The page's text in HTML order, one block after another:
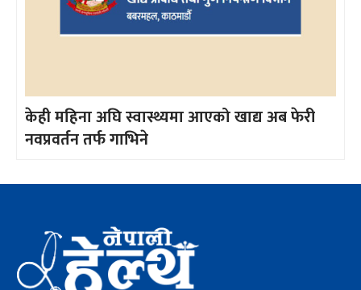
केही महिना अघि स्वास्थ्यमा आएको खाद्य अब फेरी
नवप्रवर्तन तर्फ गाभिने